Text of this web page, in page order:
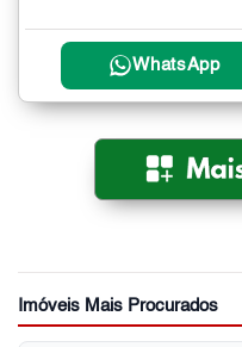
WhatsApp
Imóveis Mais Procurados